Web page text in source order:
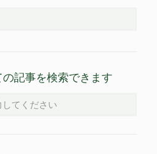
記事を検索できます